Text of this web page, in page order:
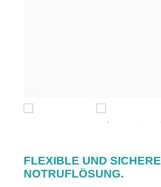
FLEXIBLE UND SICHERE
NOTRUFLÖSUNG.